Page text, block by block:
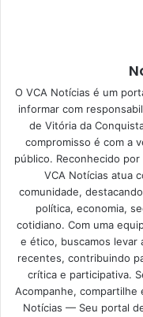
O VCA Notícias é um
informar com
de Vitória da
compromisso é com a
público. Reconhecido
VCA Notícias atua
comunidade,
política, economia,
cotidiano. Com uma
e ético, buscamos levar
recentes, contribuindo
crítica e participativa.
Acompanhe, compartilhe
Notícias — Seu portal